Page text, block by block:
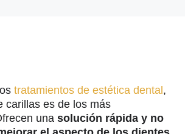
tratamientos de estética dental ,
carillas es de los más
una solución rápida y no